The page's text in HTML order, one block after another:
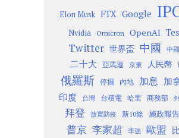
Elon Musk FTX Google
Nvidia Omicron OpenAI
Twitter 世界盃 中國 中
二十大 亞馬遜 京東 人民幣
俄羅斯 停擺 內地 加息 加
印度
台灣 台積電 哈里 商務部
拜登 放寬防疫 新10條 施政報告
普京 李家超 李強 歐盟